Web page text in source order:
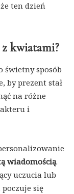
ten dzień
kwiatami?
sposób
by prezent stał
na różne
i
wiadomością.
uczucia lub
się